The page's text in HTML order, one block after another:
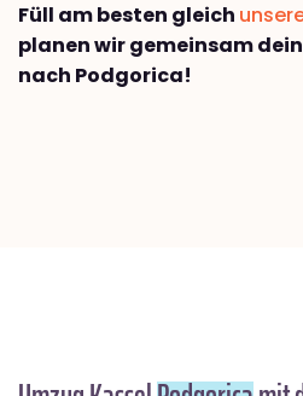
Füll am besten gleich
planen wir gemeinsam
nach Podgorica!